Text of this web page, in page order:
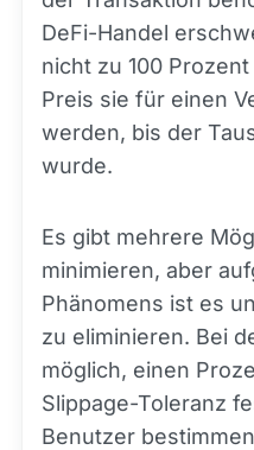
DeFi-Handel
nicht zu 100
Preis sie für einen
werden, bis der
wurde.
Es gibt mehrere
minimieren, aber
Phänomens ist es
zu eliminieren. Bei
möglich, einen
Slippage-Toleranz
Benutzer